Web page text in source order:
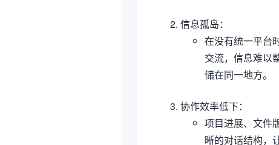
信息孤岛：
在没有统一平台
交流，信息难以
储在同一地方。
协作效率低下：
项目进展、文件
晰的对话结构，